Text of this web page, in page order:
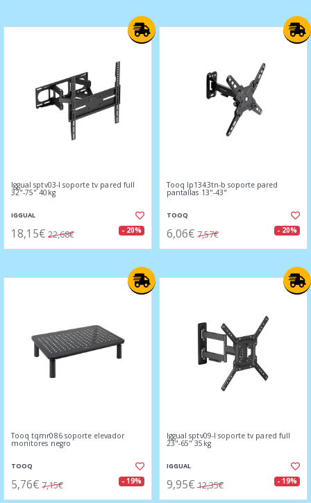
Iggual sptv03-l soporte tv pared full
32"-75" 40kg
IGGUAL
18,15€ 22,68€ - 20%
Tooq lp1343tn-b soporte pared
pantallas 13"-43"
TOOQ
6,06€ 7,57€ - 20%
Tooq tqmr086 soporte elevador
monitores negro
TOOQ
5,76€ 7,15€ - 19%
Iggual sptv09-l soporte tv pared full
23"-65" 35kg
IGGUAL
9,95€ 12,35€ - 19%